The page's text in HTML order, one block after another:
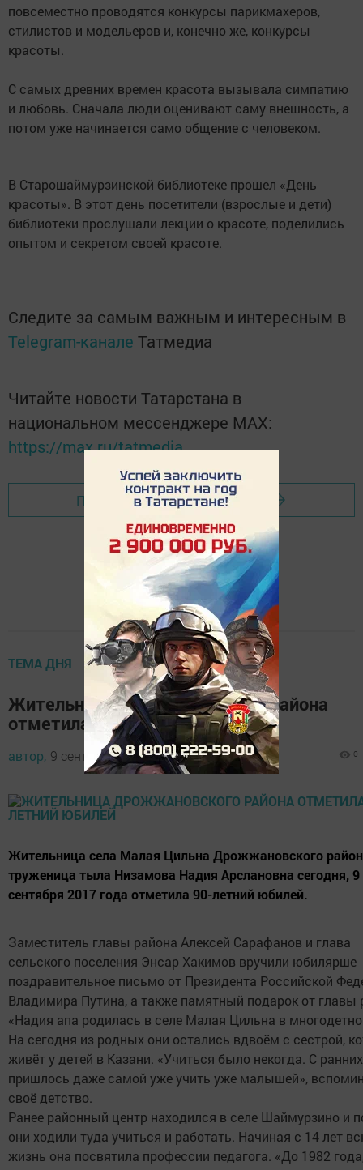
повсеместно проводятся конкурсы парикмахеров,
стилистов и модельеров и, конечно же, конкурсы
красоты.
С самых древних времен красота вызывала симпатию
и любовь. Сначала люди оценивают саму внешность, а
потом уже начинается само общение с человеком.
В Старошаймурзинской библиотеке прошел «День
красоты». В этот день посетители (взрослые и дети)
библиотеки прослушали лекции о красоте, поделились
опытом и секретом своей красоте.
Следите за самым важным и интересным в
Telegram-канале Татмедиа
Читайте новости Татарстана в
национальном мессенджере MАХ:
https://max.ru/tatmedia
Перейти на страницу новости
ТЕМА ДНЯ
Жительница Дрожжановского района
отметила 90-летний юбилей
автор, 9 сентября 2017 - 15:20 0
Жительница села Малая Цильна Дрожжановского
труженица тыла Низамова Надия Арслановна сегодня, 9
сентября 2017 года отметила 90-летний юбилей.
Заместитель главы района Алексей Сарафанов и глава
сельского поселения Энсар Хакимов вручили юбилярше
поздравительное письмо от Президента Российской
Владимира Путина, а также памятный подарок от главы
«Надия апа родилась в селе Малая Цильна в
На сегодня из родных они остались вдвоём с сестрой,
живёт у детей в Казани. «Учиться было некогда. С
пришлось даже самой уже учить уже малышей»,
своё детство.
Ранее районный центр находился в селе Шаймурзино и
они ходили туда учиться и работать. Начиная с 14 лет
жизнь она посвятила профессии педагога. «До 1982